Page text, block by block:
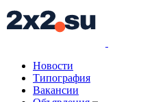
Новости
Типография
Вакансии